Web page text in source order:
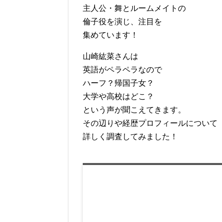
主人公・舞とルームメイトの
倫子役を演じ、注目を
集めています！
山崎紘菜さんは
英語がペラペラなので
ハーフ？帰国子女？
大学や高校はどこ？
という声が聞こえてきます。
その辺りや経歴プロフィールについて
詳しく調査してみました！